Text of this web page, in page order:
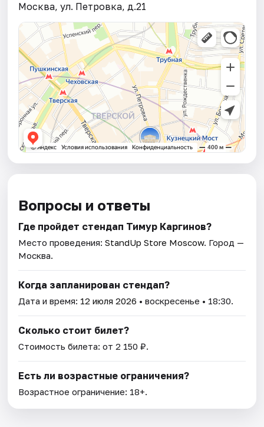
Москва, ул. Петровка, д.21
Вопросы и ответы
Где пройдет стендап Тимур Каргинов?
Место проведения:StandUp Store Moscow. Город —
Москва.
Когда запланирован стендап?
Дата и время: 12 июля 2026 • воскресенье • 18:30.
Сколько стоит билет?
Стоимость билета: от 2 150 ₽.
Есть ли возрастные ограничения?
Возрастное ограничение: 18+.